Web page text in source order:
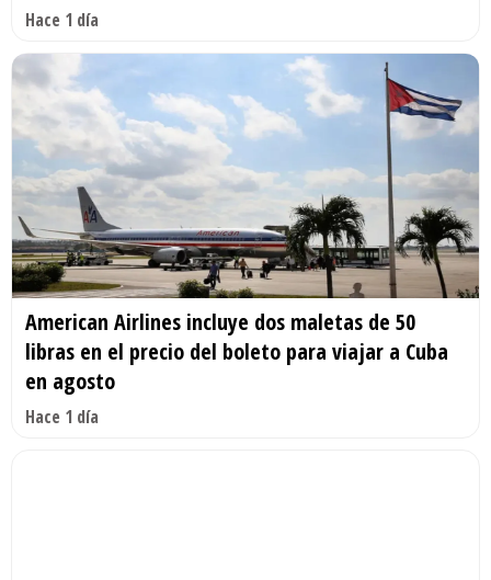
Hace 1 día
American Airlines incluye dos maletas de 50
libras en el precio del boleto para viajar a Cuba
en agosto
Hace 1 día